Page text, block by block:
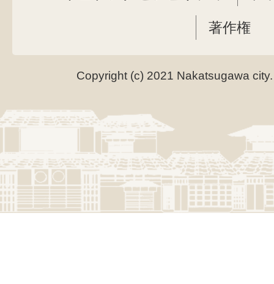
著作権
Copyright (c) 2021 Nakatsugawa